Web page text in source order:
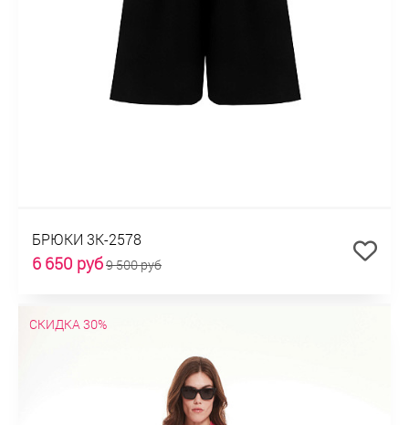
БРЮКИ 3К-2578
6 650 руб9 500 руб
СКИДКА 30%